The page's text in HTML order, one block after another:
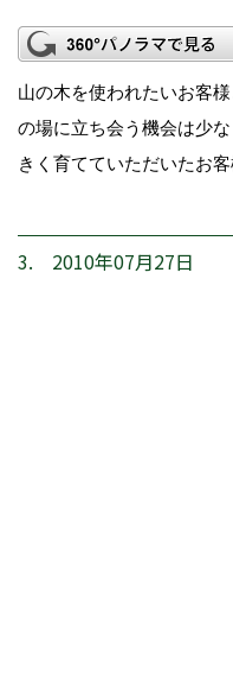
山の木を使われたいお客
の場に立ち会う機会は少
きく育てていただいたお
3. 2010年07月27日